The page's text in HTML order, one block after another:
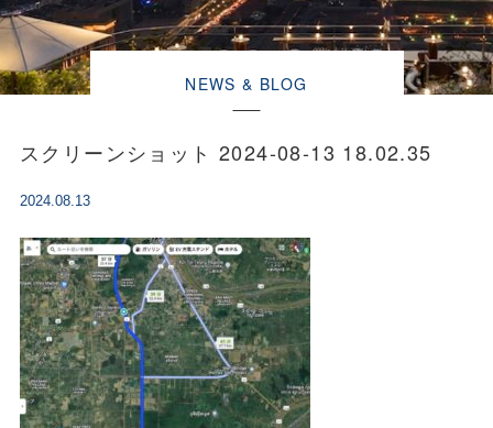
NEWS & BLOG
スクリーンショット 2024-08-13 18.02.35
2024.08.13